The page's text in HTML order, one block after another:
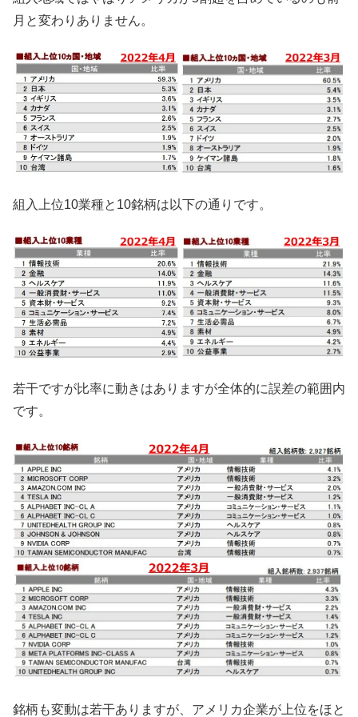
月と変わりありません。
組入上位10業種と10銘柄は以下の通りです。
若干ですが比率に動きはありますが全体的に誤差の範囲内
です。
銘柄も変動は若干ありますが、アメリカ企業が上位をほと